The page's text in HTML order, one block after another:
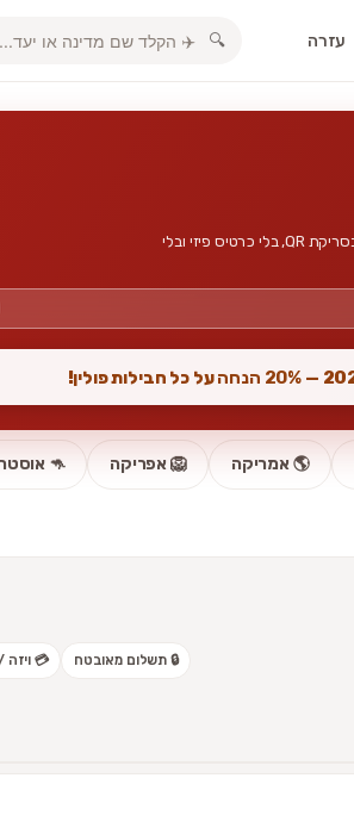
עזרה 🔍
חבילות גלישה, אינטרנט סלולרי וכרטיס סים דיגיטלי (eSIM) לפולין — הפעלה מיידית בסריקת QR, בלי כרטיס פיזי ובלי
20% הנחה על כל חבילות פולין!
🌎 אמריקה 🦁 אפריקה 🦘
🔒 תשלום מאובטח 💳